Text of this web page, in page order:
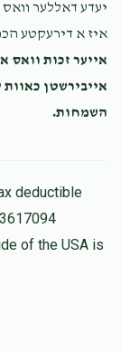
יעדע דאללער
איז א דירעקטע
אייער זכות וואס
אייבירשטן כאוות
השמחות.
deductible
of the USA is